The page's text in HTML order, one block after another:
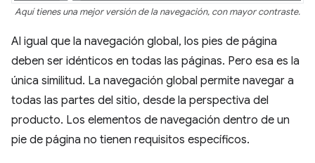
Aquí tienes una mejor versión de la navegación, con mayor contraste.
Al igual que la navegación global, los pies de página
deben ser idénticos en todas las páginas. Pero esa es la
única similitud. La navegación global permite navegar a
todas las partes del sitio, desde la perspectiva del
producto. Los elementos de navegación dentro de un
pie de página no tienen requisitos específicos.